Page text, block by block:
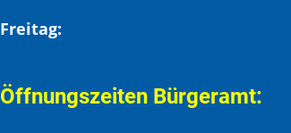
Freitag:
Öffnungszeiten Bürgeramt: